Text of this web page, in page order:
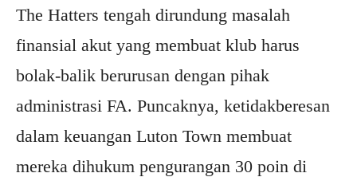
The Hatters tengah dirundung masalah
finansial akut yang membuat klub harus
bolak-balik berurusan dengan pihak
administrasi FA. Puncaknya, ketidakberesan
dalam keuangan Luton Town membuat
mereka dihukum pengurangan 30 poin di